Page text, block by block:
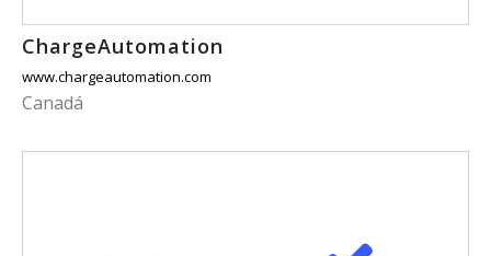
ChargeAutomation
www.chargeautomation.com
Canadá